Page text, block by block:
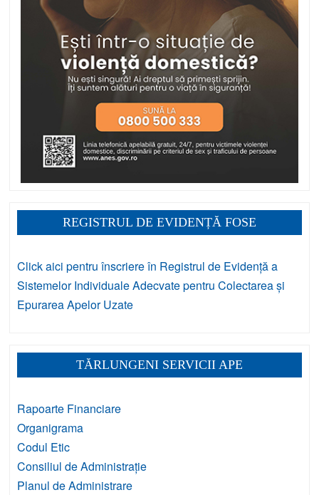
REGISTRUL DE EVIDENȚĂ FOSE
Click aici pentru înscriere în Registrul de Evidență a
Sistemelor Individuale Adecvate pentru Colectarea și
Epurarea Apelor Uzate
TĂRLUNGENI SERVICII APE
Rapoarte Financiare
Organigrama
Codul Etic
Consiliul de Administrație
Planul de Administrare